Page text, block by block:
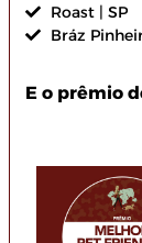
Roast | SP
Bráz
E o prêmio